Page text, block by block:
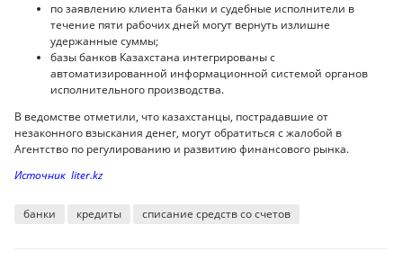
по заявлению клиента банки и судебные исполнители в
течение пяти рабочих дней могут вернуть излишне
удержанные суммы;
базы банков Казахстана интегрированы с
автоматизированной информационной системой органов
исполнительного производства.
В ведомстве отметили, что казахстанцы, пострадавшие от
незаконного взыскания денег, могут обратиться с жалобой в
Агентство по регулированию и развитию финансового рынка.
Источник liter.kz
банки кредиты списание средств со счетов